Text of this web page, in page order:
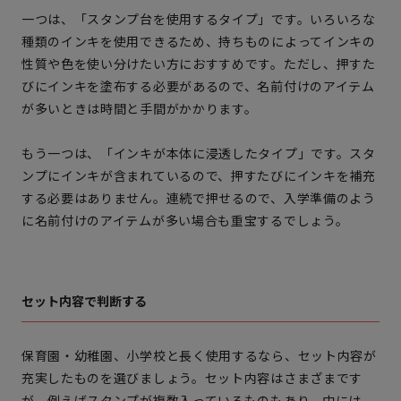
一つは、「スタンプ台を使用するタイプ」です。いろいろな
種類のインキを使用できるため、持ちものによってインキの
性質や色を使い分けたい方におすすめです。ただし、押すた
びにインキを塗布する必要があるので、名前付けのアイテム
が多いときは時間と手間がかかります。
もう一つは、「インキが本体に浸透したタイプ」です。スタ
ンプにインキが含まれているので、押すたびにインキを補充
する必要はありません。連続で押せるので、入学準備のよう
に名前付けのアイテムが多い場合も重宝するでしょう。
セット内容で判断する
保育園・幼稚園、小学校と長く使用するなら、セット内容が
充実したものを選びましょう。セット内容はさまざまです